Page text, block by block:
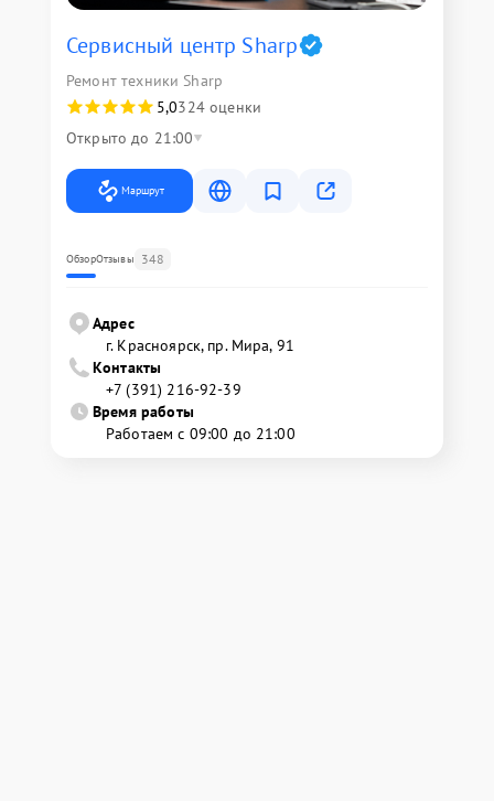
Сервисный центр Sharp
Ремонт техники Sharp
5,0324 оценки
Открыто до 21:00
Маршрут
ОбзорОтзывы 348
Адрес
г. Красноярск, ​пр. Мира, 91
Контакты
+7 (391) 216-92-39
Время работы
Работаем с 09:00 до 21:00